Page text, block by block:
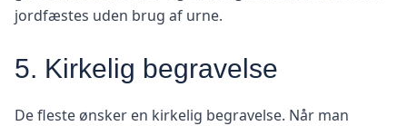
jordfæstes uden brug af urne.
5. Kirkelig begravelse
De fleste ønsker en kirkelig begravelse. Når man